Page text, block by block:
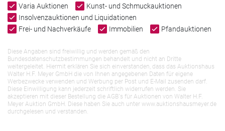
Varia Auktionen
Kunst- und Schmuckauktionen
Insolvenzauktionen und Liquidationen
Frei- und Nachverkäufe
Immobilien Pfandauktionen
Diese Angaben sind freiwillig und werden gemäß den
Bundesdatenschutzbestimmungen behandelt und nicht an Dritte
weitergeleitet. Hiermit erklären Sie sich einverstanden, dass das Auktionshaus
Walter H.F. Meyer GmbH die von Ihnen angegebenen Daten für eigene
Werbezwecke verwenden und Werbung per Post und E-Mail zusenden darf.
Diese Einwilligung kann jederzeit schriftlich widerrufen werden. Sie
akzeptieren mit dieser Bestellung die AGB`s für Auktionen von Walter H.F.
Meyer Auktion GmbH. Diese haben Sie auch unter www.auktionshausmeyer.de
durchgelesen und verstanden.